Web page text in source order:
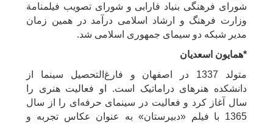
شورای فرهنگی بنیاد فارابی و شورای تصویب فیلمنامة
وزارت فرهنگ و ارشاد اسلامی درآمد در همین زمان
مدیر شبکه دو سیمای جمهوری اسلامی شد.
*همایون اسعدیان
متولد 1337 در اصفهان و فارغ‌التحصیل سینما از
دانشکده هنرهای دراماتیک است. او فعالیت هنری را
سال آغاز کرد و فعالیت در سینمای حرفه‌ای را از سال
1365 با فیلم «دبیرستان» به عنوان عکاس تجربه و